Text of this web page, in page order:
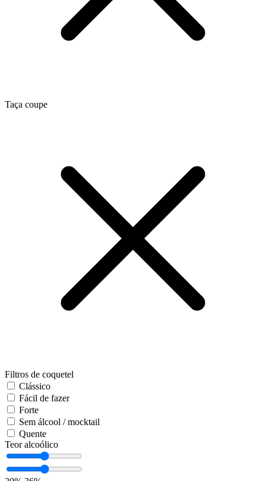
Taça coupe
Filtros de coquetel
Clássico
Fácil de fazer
Forte
Sem álcool / mocktail
Quente
Teor alcoólico